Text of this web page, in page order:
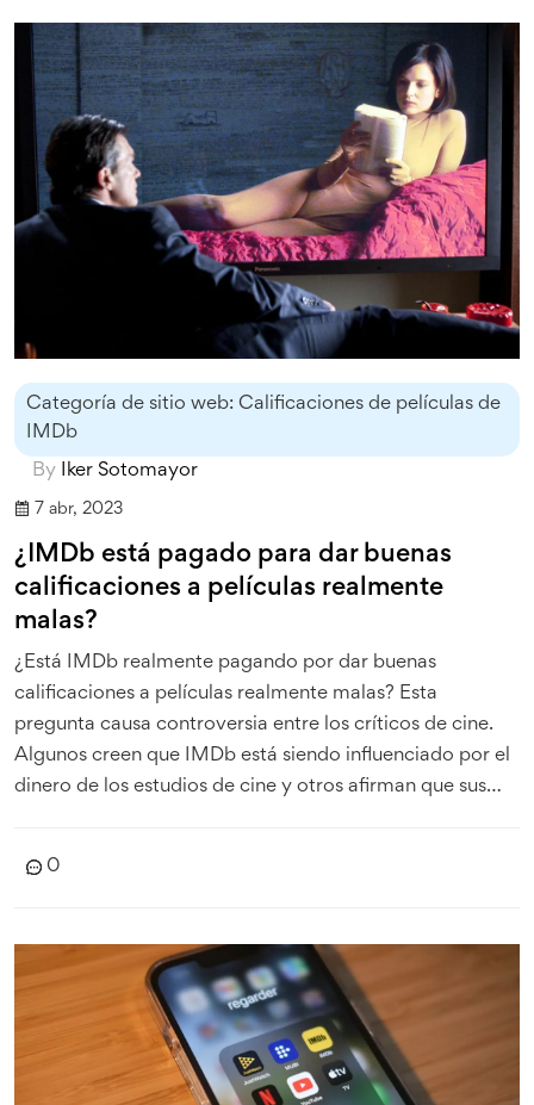
investigar y entender las reglas de cada festival antes de
enviar una película. En resumen, no puedes enviar tus
películas a cualquier festival de cine sin tener en cuenta
sus restricciones específicas.
Categoría de sitio web: Calificaciones de películas de
IMDb
By Iker Sotomayor
7 abr, 2023
¿IMDb está pagado para dar buenas
calificaciones a películas realmente
malas?
¿Está IMDb realmente pagando por dar buenas
calificaciones a películas realmente malas? Esta
pregunta causa controversia entre los críticos de cine.
Algunos creen que IMDb está siendo influenciado por el
dinero de los estudios de cine y otros afirman que sus
mantener la integridad de sus calificaciones, pero a
Por lo tanto, es difícil decir con certeza si IMDb está
pagado para dar buenas calificaciones a películas
realmente malas.
0